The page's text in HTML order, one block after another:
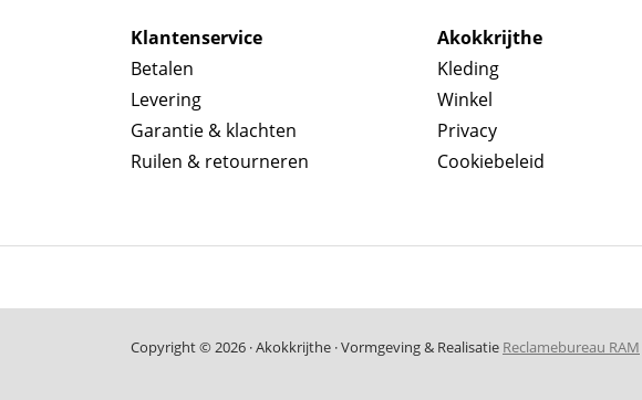
Klantenservice
Betalen
Levering
Garantie & klachten
Ruilen & retourneren
Akokkrijthe
Kleding
Winkel
Privacy
Cookiebeleid
Copyright © 2026 · Akokkrijthe · Vormgeving & Realisatie Reclamebureau RAM